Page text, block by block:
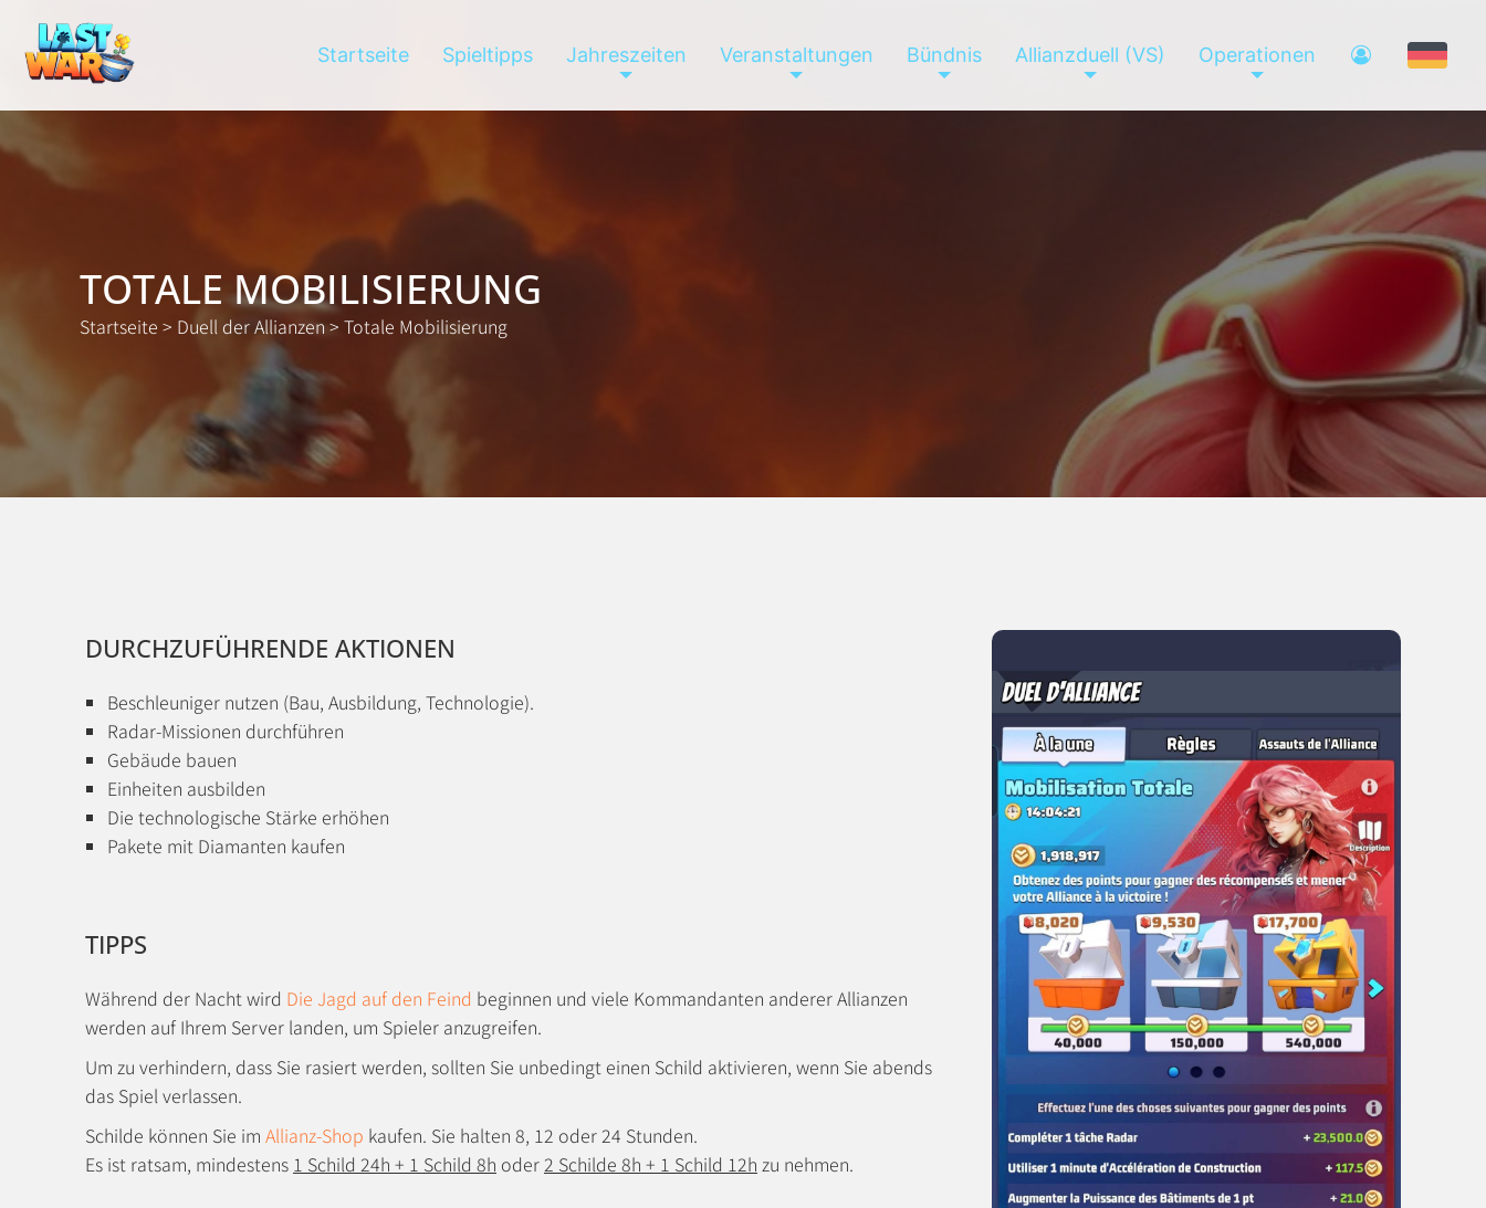
Startseite Spieltipps Jahreszeiten Veranstaltungen Bündnis Allianzduell (VS) Operationen
TOTALE MOBILISIERUNG
Startseite > Duell der Allianzen > Totale Mobilisierung
DURCHZUFÜHRENDE AKTIONEN
Beschleuniger nutzen (Bau, Ausbildung, Technologie).
Radar-Missionen durchführen
Gebäude bauen
Einheiten ausbilden
Die technologische Stärke erhöhen
Pakete mit Diamanten kaufen
TIPPS
Während der Nacht wird Die Jagd auf den Feind beginnen und viele Kommandanten anderer Allianzen
werden auf Ihrem Server landen, um Spieler anzugreifen.
Um zu verhindern, dass Sie rasiert werden, sollten Sie unbedingt einen Schild aktivieren, wenn Sie abends
das Spiel verlassen.
Schilde können Sie im Allianz-Shop kaufen. Sie halten 8, 12 oder 24 Stunden.
Es ist ratsam, mindestens 1 Schild 24h + 1 Schild 8h oder2 Schilde 8h + 1 Schild 12h zu nehmen.